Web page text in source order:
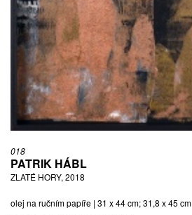
018
PATRIK HÁBL
ZLATÉ HORY, 2018
olej na ručním papíře | 31 x 44 cm; 31,8 x 45 cm